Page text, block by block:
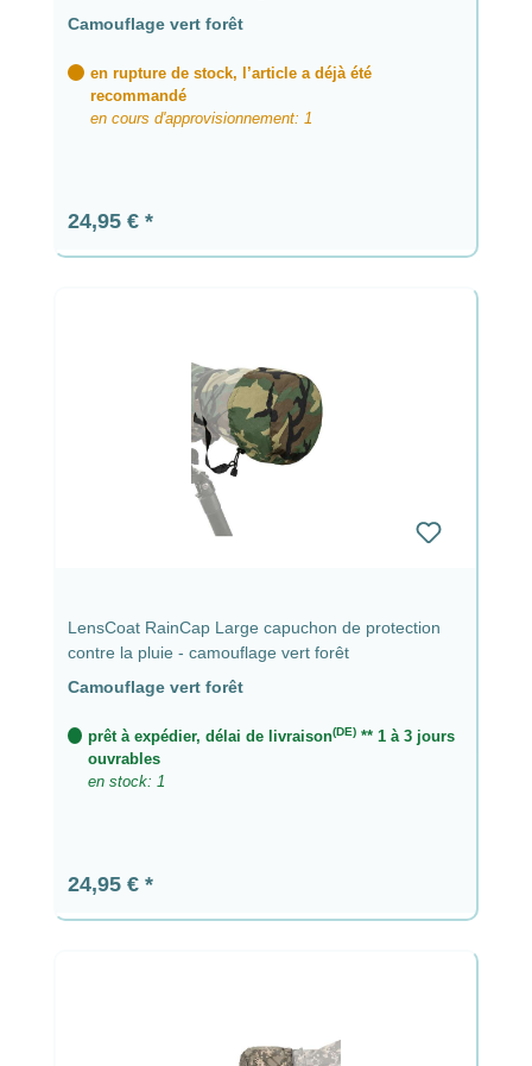
Camouflage vert forêt
en rupture de stock, l’article a déjà été
recommandé
en cours d'approvisionnement: 1
Prix régulier :
24,95 €
LensCoat RainCap Large capuchon de protection
contre la pluie - camouflage vert forêt
Camouflage vert forêt
prêt à expédier, délai de livraison(DE)** 1 à 3 jours
ouvrables
en stock: 1
Prix régulier :
24,95 €